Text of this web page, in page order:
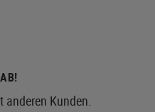
Kunden.